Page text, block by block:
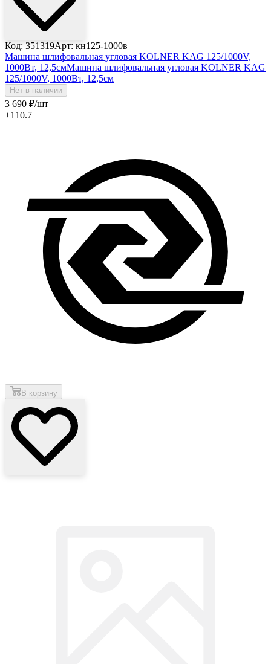
Код: 351319Арт: кн125-1000в
Машина шлифовальная угловая KOLNER KAG 125/1000V,
1000Вт, 12,5смМашина шлифовальная угловая KOLNER KAG
125/1000V, 1000Вт, 12,5см
Нет в наличии
3 690 ₽/шт
+110.7
В корзину